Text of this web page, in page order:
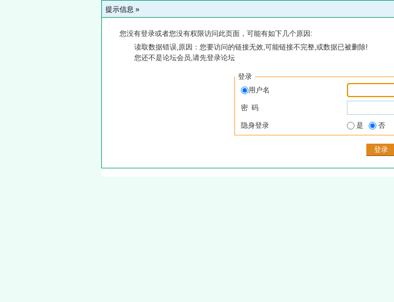
提示信息 »
您没有登录或者您没有权限访问此页面，可能有如下几个原因:
读取数据错误,原因：您要访问的链接无效,可能链接不完整,或数据已被删除!
您还不是论坛会员,请先登录论坛
登录
用户名
密 码
隐身登录 是 否